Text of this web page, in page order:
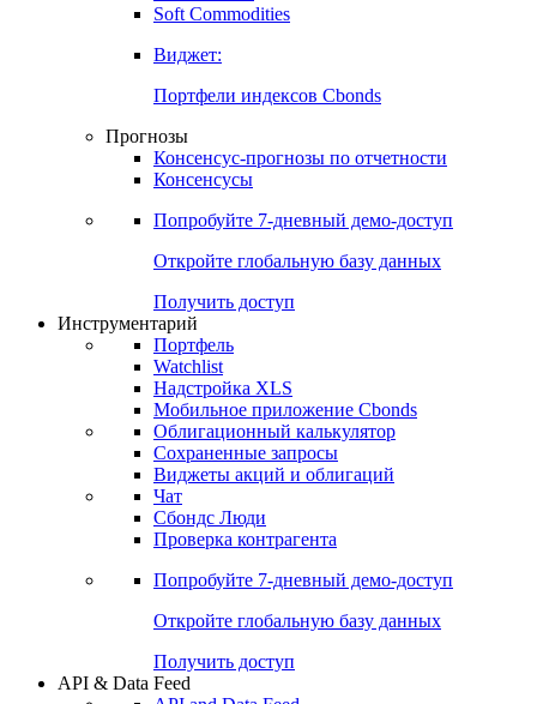
Soft Commodities
Виджет:
Портфели индексов Cbonds
Прогнозы
Консенсус-прогнозы по отчетности
Консенсусы
Попробуйте 7-дневный демо-доступ
Откройте глобальную базу данных
Получить доступ
Инструментарий
Портфель
Watchlist
Надстройка XLS
Мобильное приложение Cbonds
Облигационный калькулятор
Сохраненные запросы
Виджеты акций и облигаций
Чат
Сбондс Люди
Проверка контрагента
Попробуйте 7-дневный демо-доступ
Откройте глобальную базу данных
Получить доступ
API & Data Feed